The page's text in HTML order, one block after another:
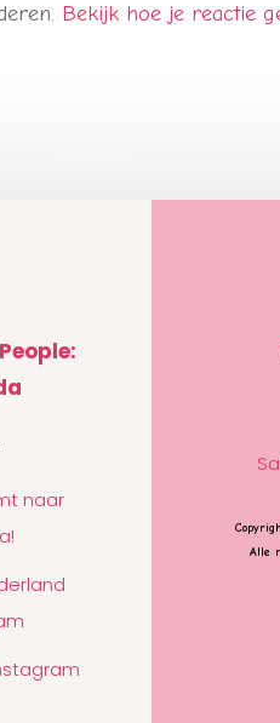
Bekijk hoe je reactie
naar
Alle